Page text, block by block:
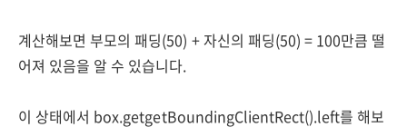
계산해보면 부모의 패딩(50) + 자신의 패딩(50) = 100만큼 떨
어져 있음을 알 수 있습니다.
이 상태에서 box.getgetBoundingClientRect().left를 해보